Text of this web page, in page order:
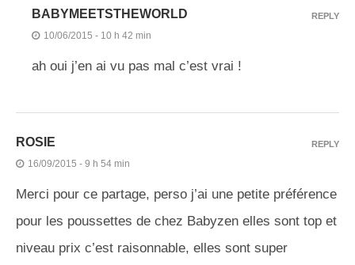
BABYMEETSTHEWORLD
10/06/2015 - 10 h 42 min
ah oui j’en ai vu pas mal c’est vrai !
REPLY
ROSIE
16/09/2015 - 9 h 54 min
Merci pour ce partage, perso j’ai une petite préférence
pour les poussettes de chez Babyzen elles sont top et
niveau prix c’est raisonnable, elles sont super
REPLY